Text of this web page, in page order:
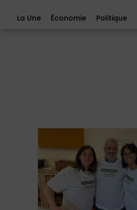
La Une Économie Politique